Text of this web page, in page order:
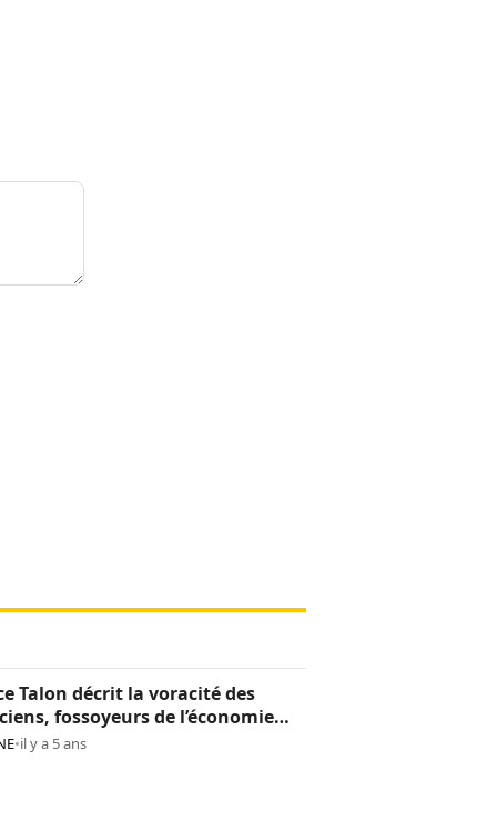
Talon décrit la voracité des
fossoyeurs de l’économie
•il y a 5 ans